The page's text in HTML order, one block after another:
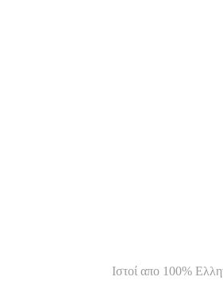
Ιστοί απο 100%